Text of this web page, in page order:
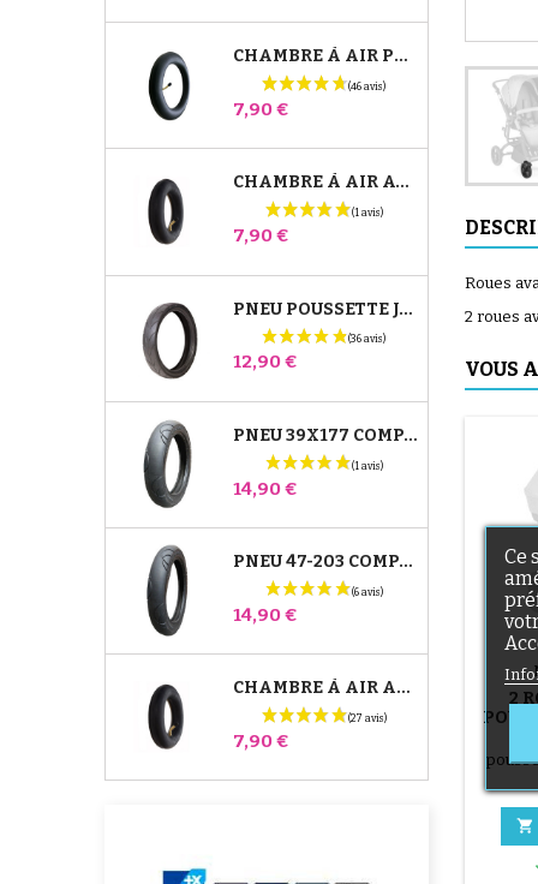
CHAMBRE À AIR POUSSETTE JANÉ SLALOM PRO ET POWERTWIN
Prix
7,90 €
CHAMBRE À AIR AVANT POUSSETTE BUGABOO DONKEY
Prix
7,90 €
PNEU POUSSETTE JANÉ SLALOM PRO ET POWERTWIN
Prix
12,90 €
PNEU 39X177 COMPATIBLE POUSSETTE BUGABOO DONKEY - POUR ROUE AVANT
Prix
14,90 €
PNEU 47-203 COMPATIBLE POUSSETTE BUGABOO DONKEY - POUR ROUE ARRIÈRE
Prix
14,90 €
CHAMBRE À AIR ARRIÈRE POUSSETTE WHIZZ RED CASTLE
Prix
7,90 €
Roues
2 roues
VOUS
2
2

Ce